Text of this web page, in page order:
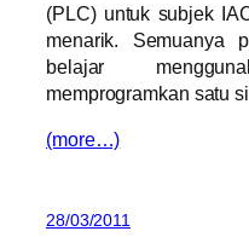
(PLC) untuk subjek
menarik. Semuanya
belajar
memprogramkan satu
(more…)
28/03/2011